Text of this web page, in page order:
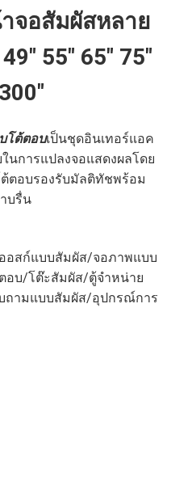
จอสัมผัสหลาย
55" 65" 75"
โต้ตอบเป็นชุดอินเทอร์แอค
นการแปลงจอแสดงผลโดย
ตอบรองรับมัลติทัชพร้อม
บรื่น
อสก์แบบสัมผัส/จอภาพแบบ
อบ/โต๊ะสัมผัส/ตู้จำหน่าย
ถามแบบสัมผัส/อุปกรณ์การ